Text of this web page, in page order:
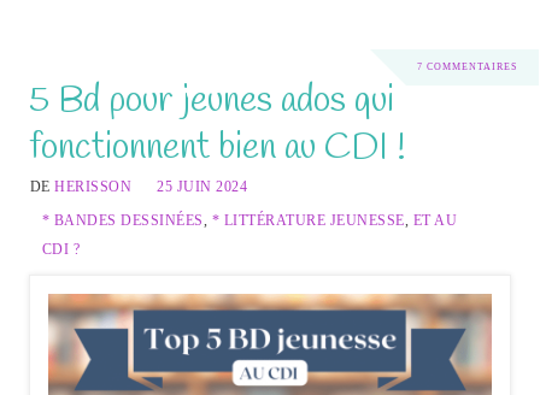
7 COMMENTAIRES
5 Bd pour jeunes ados qui
fonctionnent bien au CDI !
DEHERISSON
25 JUIN 2024
* BANDES DESSINÉES, * LITTÉRATURE JEUNESSE, ET AU
CDI ?